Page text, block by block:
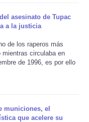
asesinato de Tupac
a la justicia
de los raperos más
circulaba en
de 1996, es por ello
municiones, el
que acelere su